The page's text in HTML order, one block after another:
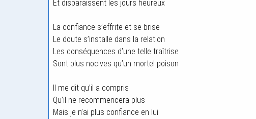
Et disparaissent les jours heureux
La confiance s’effrite et se brise
Le doute s’installe dans la relation
Les conséquences d’une telle traîtrise
Sont plus nocives qu’un mortel poison
Il me dit qu’il a compris
Qu’il ne recommencera plus
Mais je n’ai plus confiance en lui